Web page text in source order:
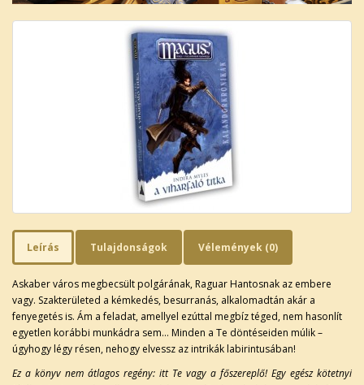
Leírás Tulajdonságok Vélemények (0)
Askaber város megbecsült polgárának, Raguar Hantosnak az embere
vagy. Szakterületed a kémkedés, besurranás, alkalomadtán akár a
fenyegetés is. Ám a feladat, amellyel ezúttal megbíz téged, nem hasonlít
egyetlen korábbi munkádra sem… Minden a Te döntéseiden múlik –
úgyhogy légy résen, nehogy elvessz az intrikák labirintusában!
Ez a könyv nem átlagos regény: itt Te vagy a főszereplő! Egy egész kötetnyi